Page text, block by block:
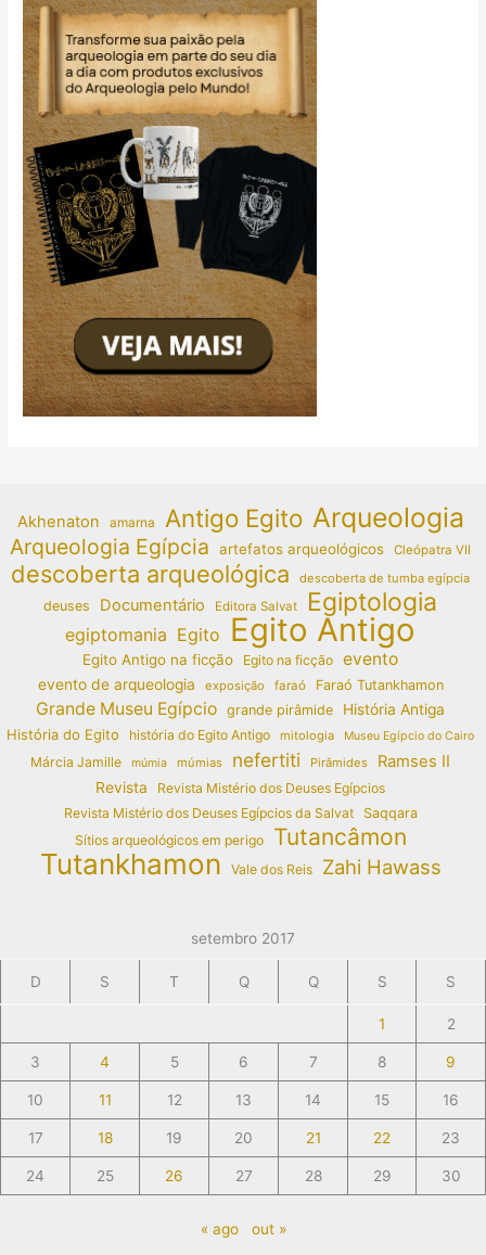
Akhenaton amarna Antigo Egito Arqueologia
Arqueologia Egípcia artefatos arqueológicos Cleópatra VII
descoberta arqueológica descoberta de tumba egípcia
deuses Documentário Editora Salvat Egiptologia
egiptomania Egito Egito Antigo
Egito Antigo na ficção Egito na ficção evento
evento de arqueologia exposição faraó Faraó Tutankhamon
Grande Museu Egípcio grande pirâmide
História Antiga
História do Egito
história do Egito Antigo mitologia Museu Egípcio do Cairo
Márcia Jamille múmia múmias nefertiti Pirâmides Ramses II
Revista
Revista Mistério dos Deuses Egípcios
Revista Mistério dos Deuses Egípcios da Salvat
Saqqara
Sítios arqueológicos em perigo
Tutancâmon
Tutankhamon Vale dos Reis Zahi Hawass
setembro 2017
D S T Q Q S S
1 2
3 4 5 6 7 8 9
10 11 12 13 14 15 16
17 18 19 20 21 22 23
24 25 26 27 28 29 30
« ago out »